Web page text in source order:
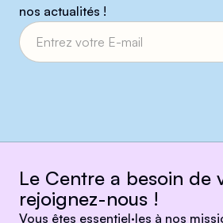
nos actualités !
Le Centre a besoin de
rejoignez-nous !
Vous êtes essentiel·les à nos